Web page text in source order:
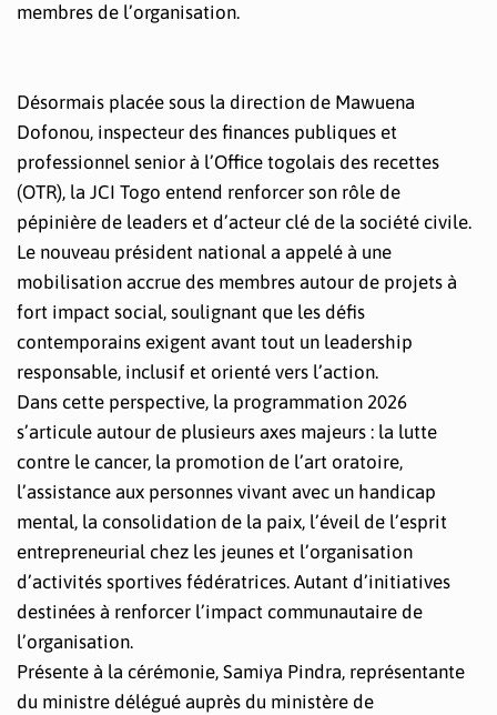
membres de l’organisation.
Désormais placée sous la direction de Mawuena
Dofonou, inspecteur des finances publiques et
professionnel senior à l’Office togolais des recettes
(OTR), la JCI Togo entend renforcer son rôle de
pépinière de leaders et d’acteur clé de la société civile.
Le nouveau président national a appelé à une
mobilisation accrue des membres autour de projets à
fort impact social, soulignant que les défis
contemporains exigent avant tout un leadership
responsable, inclusif et orienté vers l’action.
Dans cette perspective, la programmation 2026
s’articule autour de plusieurs axes majeurs : la lutte
contre le cancer, la promotion de l’art oratoire,
l’assistance aux personnes vivant avec un handicap
mental, la consolidation de la paix, l’éveil de l’esprit
entrepreneurial chez les jeunes et l’organisation
d’activités sportives fédératrices. Autant d’initiatives
destinées à renforcer l’impact communautaire de
l’organisation.
Présente à la cérémonie, Samiya Pindra, représentante
du ministre délégué auprès du ministère de